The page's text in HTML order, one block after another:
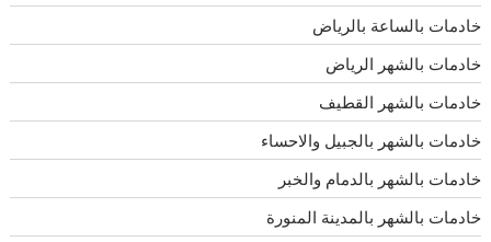
خادمات بالساعة بالرياض
خادمات بالشهر الرياض
خادمات بالشهر القطيف
خادمات بالشهر بالجبيل والاحساء
خادمات بالشهر بالدمام والخبر
خادمات بالشهر بالمدينة المنورة